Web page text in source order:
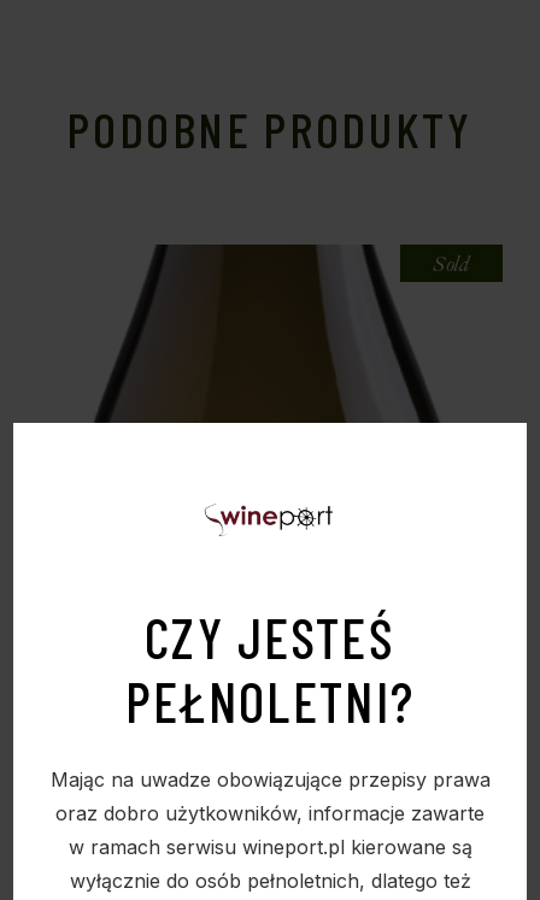
CZY JESTEŚ
PEŁNOLETNI?
Mając na uwadze obowiązujące przepisy prawa
oraz dobro użytkowników, informacje zawarte
w ramach serwisu wineport.pl kierowane są
wyłącznie do osób pełnoletnich, dlatego też
PODOBNE PRODUKTY
Sold
BABICH SAUVIGNON BLANC 13% 0,75L